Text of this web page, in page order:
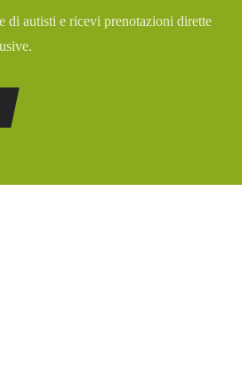
di autisti e ricevi prenotazioni dirette